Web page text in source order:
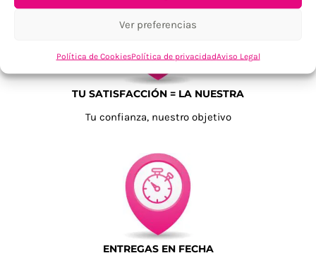
Ver preferencias
Política de CookiesPolítica de privacidadAviso Legal
TU SATISFACCIÓN = LA NUESTRA
Tu confianza, nuestro objetivo
ENTREGAS EN FECHA